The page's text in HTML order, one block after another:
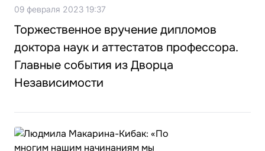
09 февраля 2023 19:37
Торжественное вручение дипломов
доктора наук и аттестатов профессора.
Главные события из Дворца
Независимости